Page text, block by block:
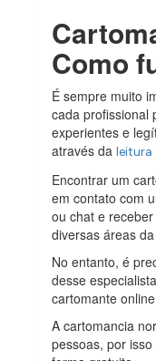
Como
É sempre muito
cada profissional
experientes e
através daleitura
Encontrar um
em contato com
ou chat e
diversas áreas
No entanto, é
desse
cartomante
A cartomancia
pessoas, por